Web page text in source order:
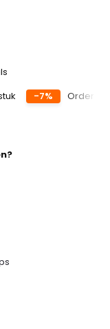
-7% Order